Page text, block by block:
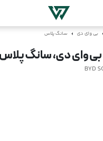
بی وای دی سانگ پلاس
وای دی، سانگ پلاس
BYD